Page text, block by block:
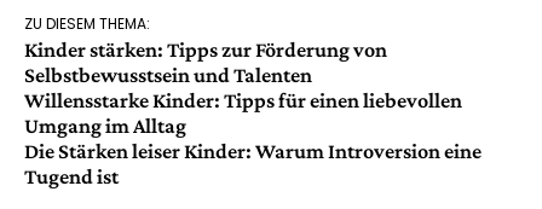
ZU DIESEM THEMA:
Kinder stärken: Tipps zur Förderung von
Selbstbewusstsein und Talenten
Willensstarke Kinder: Tipps für einen liebevollen
Umgang im Alltag
Die Stärken leiser Kinder: Warum Introversion eine
Tugend ist